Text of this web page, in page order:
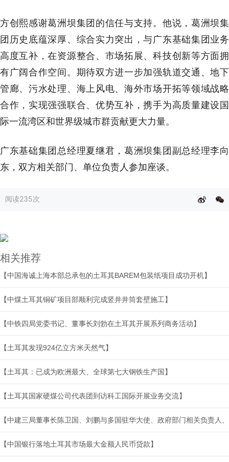
方创熙感谢葛洲坝集团的信任与支持。他说，葛洲坝集
团历史底蕴深厚、综合实力突出，与广东基础集团业务
高度互补，在资源整合、市场拓展、科技创新等方面拥
有广阔合作空间。期待双方进一步加强轨道交通、地下
管廊、污水处理、海上风电、海外市场开拓等领域战略
合作，实现强强联合、优势互补，携手为高质量建设国
际一流湾区和世界级城市群贡献更大力量。
广东基础集团总经理夏继君，葛洲坝集团副总经理李向
东，双方相关部门、单位负责人参加座谈。
阅读235次
相关推荐
【中国海诚上海本部总承包的土耳其BAREM包装纸项目成功开机】
【中煤土耳其铜矿项目部顺利完成竖井井筒套壁施工】
【中铁四局党委书记、董事长刘勃在土耳其开展系列商务活动】
【土耳其发现924亿立方米天然气】
【土耳其：已成为欧洲最大、全球第七大钢铁生产国】
【土耳其国家硬煤公司代表团到访科工国际开展业务交流】
【中建三局董事长陈卫国、刘鹏与多国驻华大使、政府部门相关负责人
【中国银行落地土耳其市场最大金额人民币贷款】